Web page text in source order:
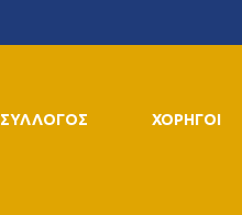
ΣΥΛΛΟΓΟΣ ΧΟΡΗΓΟΙ